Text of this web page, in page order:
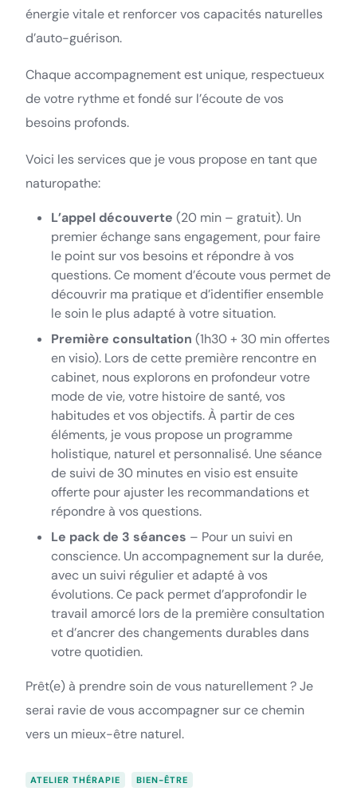
énergie vitale et renforcer vos capacités naturelles
d’auto-guérison.
Chaque accompagnement est unique, respectueux
de votre rythme et fondé sur l’écoute de vos
besoins profonds.
Voici les services que je vous propose en tant que
naturopathe:
L’appel découverte (20 min – gratuit). Un
premier échange sans engagement, pour faire
le point sur vos besoins et répondre à vos
questions. Ce moment d’écoute vous permet de
découvrir ma pratique et d’identifier ensemble
le soin le plus adapté à votre situation.
Première consultation (1h30 + 30 min offertes
en visio). Lors de cette première rencontre en
cabinet, nous explorons en profondeur votre
mode de vie, votre histoire de santé, vos
habitudes et vos objectifs. À partir de ces
éléments, je vous propose un programme
holistique, naturel et personnalisé. Une séance
de suivi de 30 minutes en visio est ensuite
offerte pour ajuster les recommandations et
répondre à vos questions.
Le pack de 3 séances – Pour un suivi en
conscience. Un accompagnement sur la durée,
avec un suivi régulier et adapté à vos
évolutions. Ce pack permet d’approfondir le
travail amorcé lors de la première consultation
et d’ancrer des changements durables dans
votre quotidien.
Prêt(e) à prendre soin de vous naturellement ? Je
serai ravie de vous accompagner sur ce chemin
vers un mieux-être naturel.
ATELIER THÉRAPIE BIEN-ÊTRE